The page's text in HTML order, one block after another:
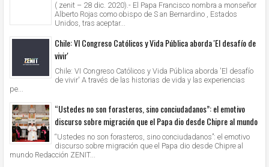
( zenit – 28 dic. 2020).- El Papa Francisco nombra a monseñor
Alberto Rojas como obispo de S an Bernardino , Estados
Unidos, tras aceptar...
Chile: VI Congreso Católicos y Vida Pública aborda 'El desafío de
vivir'
Chile: VI Congreso Católicos y Vida Pública aborda 'El desafío
de vivir' A través de las historias de vida y las experiencias
pe...
“Ustedes no son forasteros, sino conciudadanos”: el emotivo
discurso sobre migración que el Papa dio desde Chipre al mundo
“Ustedes no son forasteros, sino conciudadanos”: el emotivo
discurso sobre migración que el Papa dio desde Chipre al
mundo Redacción ZENIT...